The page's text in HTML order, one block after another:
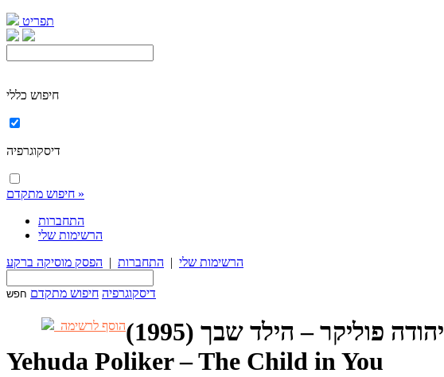
תפריט
חיפוש כללי
חיפוש מתקדם »
התחברות
הרשימות שלי
הרשימות שלי | התחברות | הפסק מוסיקה ברקע
דיסקוגרפיה חיפוש מתקדם
הוסף לרשימה
יהודה פוליקר – הילד שבך (1995)
Yehuda Poliker – The Child in You